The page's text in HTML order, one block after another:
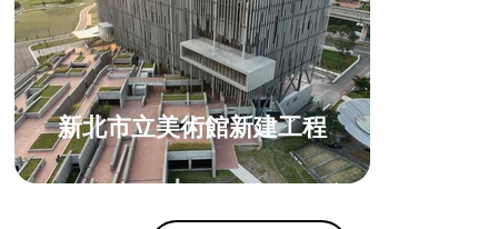
新北市立美術館新建工程